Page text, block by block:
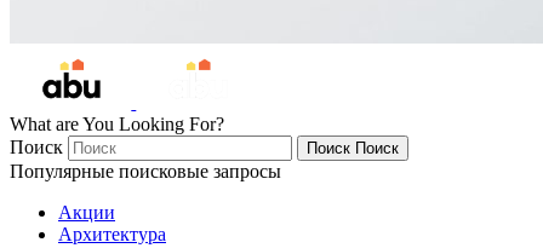
What are You Looking For?
Поиск
Поиск Поиск
Популярные поисковые запросы
Акции
Архитектура